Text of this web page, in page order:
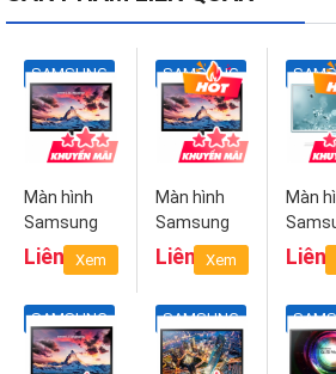
SAMSUNG
Màn hình
Samsung
S22F350FHE
LS22F350FHEXXV
Liên hệ
Xem
SAMSUNG
Màn hình
Samsung
S24F350FHE
LS24F350FHEXXV
Liên hệ
Xem
Màn
Liên
SAMSUNG SAMSUNG